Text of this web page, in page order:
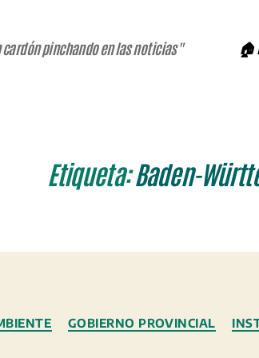
cardón pinchando en las noticias" 🏠
Etiqueta:Baden-
Categorías
GOBIERNO PROVINCIAL